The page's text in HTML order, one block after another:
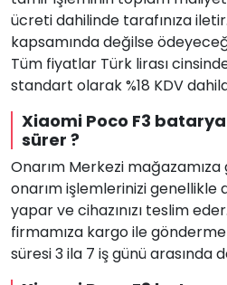
ücreti dahilinde tarafınıza
kapsamında değilse
Tüm fiyatlar Türk lirası
standart olarak %18 KDV
Xiaomi Poco F3
sürer ?
Onarım Merkezi
onarım işlemlerinizi genellikle
yapar ve cihazınızı teslim eder.
firmamıza kargo ile
süresi 3 ila 7 iş günü arasında